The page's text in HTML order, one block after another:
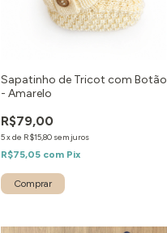
Sapatinho de Tricot com Botão
- Amarelo
R$79,00
5xde R$15,80 sem juros
R$75,05 com Pix